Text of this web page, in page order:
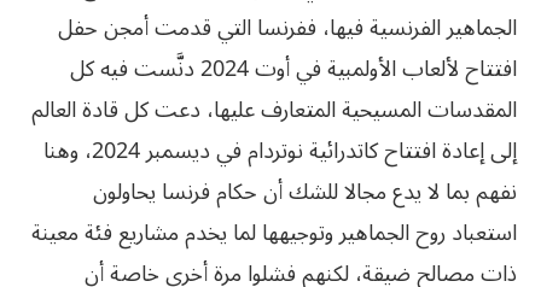
الجماهير الفرنسية فيها، ففرنسا التي قدمت أمجن حفل
افتتاح لألعاب الأولمبية في أوت 2024 دنَّست فيه كل
المقدسات المسيحية المتعارف عليها، دعت كل قادة العالم
إلى إعادة افتتاح كاتدرائية نوتردام في ديسمبر 2024، وهنا
نفهم بما لا يدع مجالا للشك أن حكام فرنسا يحاولون
استعباد روح الجماهير وتوجيهها لما يخدم مشاريع فئة معينة
ذات مصالح ضيقة، لكنهم فشلوا مرة أخرى خاصة أن